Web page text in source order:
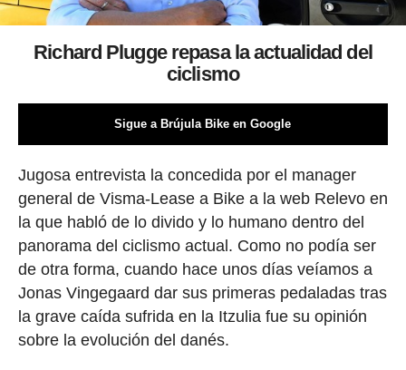
Richard Plugge repasa la actualidad del
ciclismo
Sigue a Brújula Bike en Google
Jugosa entrevista la concedida por el manager
general de Visma-Lease a Bike a la web Relevo en
la que habló de lo divido y lo humano dentro del
panorama del ciclismo actual. Como no podía ser
de otra forma, cuando hace unos días veíamos a
Jonas Vingegaard dar sus primeras pedaladas tras
la grave caída sufrida en la Itzulia fue su opinión
sobre la evolución del danés.